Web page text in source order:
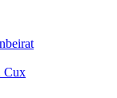
Cux